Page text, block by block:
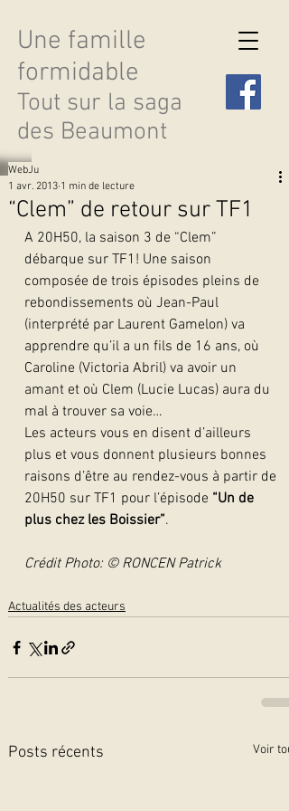
Une famille
formidable
Tout sur la saga
des Beaumont
Découvrir les saisons
“Clem” de retour sur TF1
WebJu
1 avr. 2013 1 min de lecture
A 20H50, la saison 3 de “Clem”
débarque sur TF1! Une saison
composée de trois épisodes pleins de
rebondissements où Jean-Paul
(interprété par Laurent Gamelon) va
apprendre qu’il a un fils de 16 ans, où
Caroline (Victoria Abril) va avoir un
amant et où Clem (Lucie Lucas) aura du
mal à trouver sa voie…
Les acteurs vous en disent d’ailleurs
plus et vous donnent plusieurs bonnes
raisons d’être au rendez-vous à partir de
20H50 sur TF1 pour l’épisode “Un de
plus chez les Boissier”.
Crédit Photo: © RONCEN Patrick
Actualités des acteurs
Posts récents Voir tout